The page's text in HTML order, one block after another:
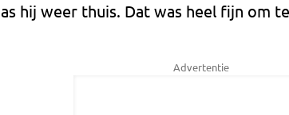
hij weer thuis. Dat was heel fijn om
Advertentie